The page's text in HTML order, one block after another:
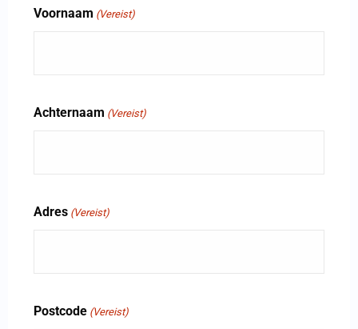
Voornaam (Vereist)
Achternaam (Vereist)
Adres (Vereist)
Postcode (Vereist)